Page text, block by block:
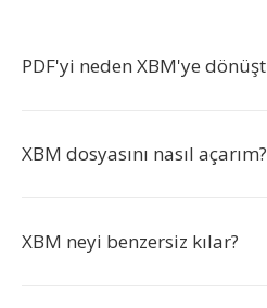
PDF'yi neden XBM'ye
XBM dosyasını nasıl açarım?
XBM neyi benzersiz kılar?